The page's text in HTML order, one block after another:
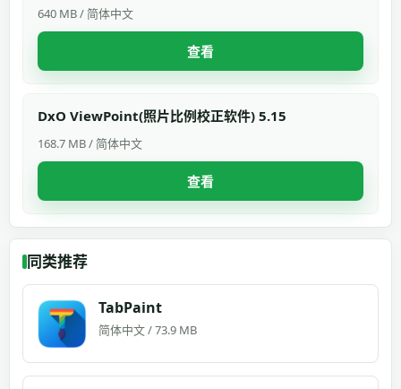
640 MB / 简体中文
查看
DxO ViewPoint(照片比例校正软件) 5.15
168.7 MB / 简体中文
查看
同类推荐
TabPaint
简体中文 / 73.9 MB